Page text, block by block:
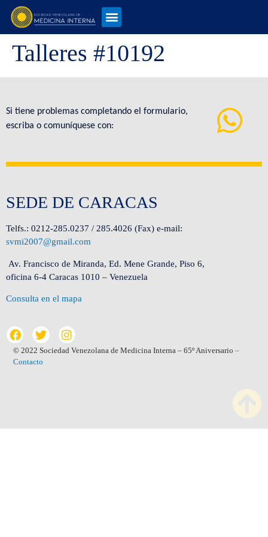
Talleres #10192
Si tiene problemas completando el formulario,
escriba o comuníquese con:
SEDE DE CARACAS
Telfs.: 0212-285.0237 / 285.4026 (Fax) e-mail:
svmi2007@gmail.com
Av. Francisco de Miranda, Ed. Mene Grande, Piso 6,
oficina 6-4 Caracas 1010 – Venezuela
Consulta en el mapa
© 2022 Sociedad Venezolana de Medicina Interna – 65º Aniversario –
Contacto